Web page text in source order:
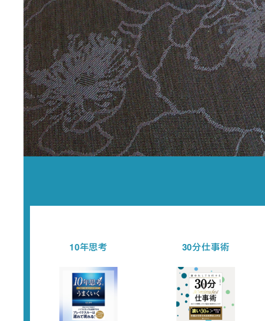
30分仕事術 セミナー開催情報